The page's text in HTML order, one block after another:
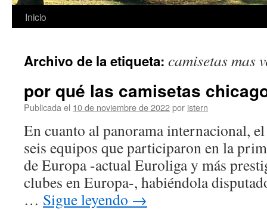
Saltar
contenido
Inicio
Archivo de la etiqueta: camisetas mas
por qué las camisetas
Publicada el 10 de noviembre de 2022por istern
En cuanto al panorama internacional,
seis equipos que participaron en la
de Europa -actual Euroliga y más
clubes en Europa-, habiéndola
… Sigue leyendo →